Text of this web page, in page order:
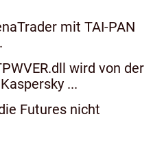
mit TAI-PAN
wird von der
...
Futures nicht